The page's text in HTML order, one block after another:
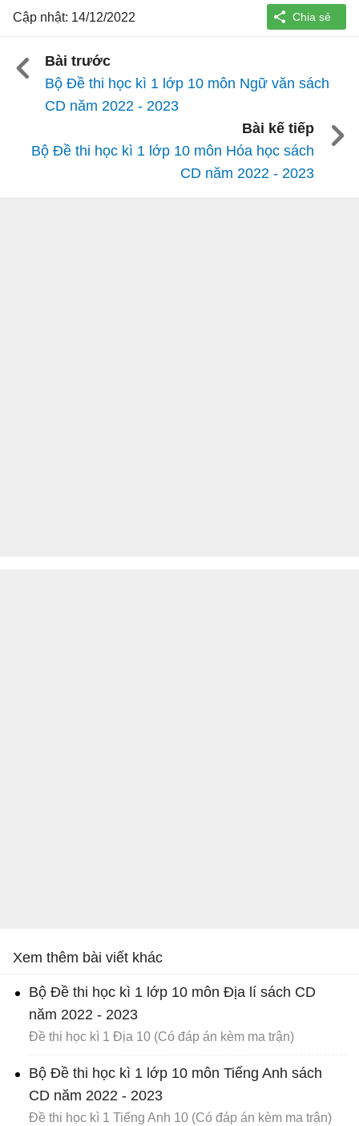
Cập nhật: 14/12/2022
Bài trước
Bộ Đề thi học kì 1 lớp 10 môn Ngữ văn sách
CD năm 2022 - 2023
Bài kế tiếp
Bộ Đề thi học kì 1 lớp 10 môn Hóa học sách
CD năm 2022 - 2023
Xem thêm bài viết khác
Bộ Đề thi học kì 1 lớp 10 môn Địa lí sách CD
năm 2022 - 2023
Đề thi học kì 1 Địa 10 (Có đáp án kèm ma trận)
Bộ Đề thi học kì 1 lớp 10 môn Tiếng Anh sách
CD năm 2022 - 2023
Đề thi học kì 1 Tiếng Anh 10 (Có đáp án kèm ma trận)